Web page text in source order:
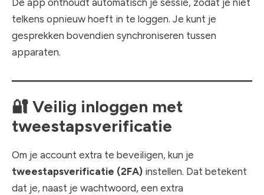
De app onthoudt automatisch je sessie, zodat je niet
telkens opnieuw hoeft in te loggen. Je kunt je
gesprekken bovendien synchroniseren tussen
apparaten.
🔐 Veilig inloggen met
tweestapsverificatie
Om je account extra te beveiligen, kun je
tweestapsverificatie (2FA) instellen. Dat betekent
dat je, naast je wachtwoord, een extra